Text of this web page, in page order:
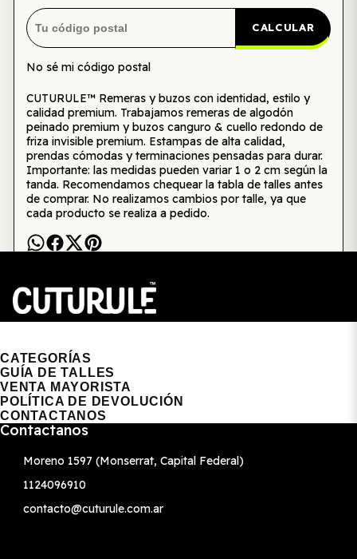
CALCULAR
No sé mi código postal
CUTURULE™ Remeras y buzos con identidad, estilo y
calidad premium. Trabajamos remeras de algodón
peinado premium y buzos canguro & cuello redondo de
friza invisible premium. Estampas de alta calidad,
prendas cómodas y terminaciones pensadas para durar.
Importante: las medidas pueden variar 1 o 2 cm según la
tanda. Recomendamos chequear la tabla de talles antes
de comprar. No realizamos cambios por talle, ya que
cada producto se realiza a pedido.
CATEGORÍAS
GUÍA DE TALLES
VENTA MAYORISTA
POLÍTICA DE DEVOLUCIÓN
CONTACTANOS
Contactanos
Moreno 1597 (Monserrat, Capital Federal)
1124096910
contacto@cuturule.com.ar